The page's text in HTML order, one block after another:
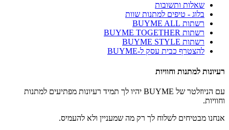
שאלות ותשובות
בלוג - טיפים למתנות שוות
רשתות BUYME ALL
רשתות BUYME TOGETHER
רשתות BUYME STYLE
להצטרף כבית עסק ל-BUYME
רעיונות למתנות וחוויות
עם הניוזלטר של BUYME יהיו לך תמיד רעיונות מפתיעים למתנות
וחוויות.
אנחנו מבטיחים לשלוח לך רק מה שמעניין ולא להעמיס.